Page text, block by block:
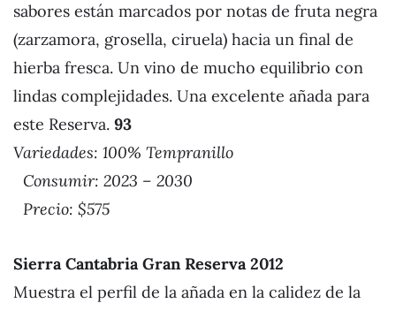
sabores están marcados por notas de fruta negra
(zarzamora, grosella, ciruela) hacia un final de
hierba fresca. Un vino de mucho equilibrio con
lindas complejidades. Una excelente añada para
este Reserva. 93
Variedades: 100% Tempranillo
Consumir: 2023 – 2030
Precio: $575
Sierra Cantabria Gran Reserva 2012
Muestra el perfil de la añada en la calidez de la